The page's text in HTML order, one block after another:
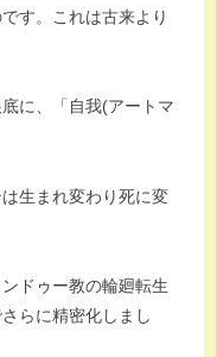
す。これは古来より
に、「自我(アートマ
生まれ変わり死に変
ドゥー教の輪廻転生
らに精密化しまし